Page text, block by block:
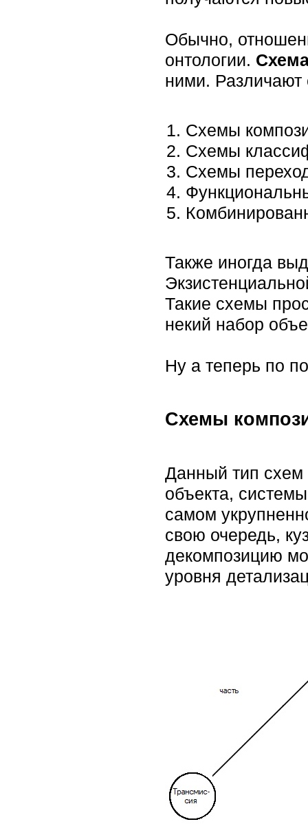
Обычно,
онтологии.
ними.
Схемы
Схемы
Схемы
Также иногда
Такие схемы
некий набор
Ну а теперь по
Схемы
Данный тип схем
объекта,
самом
свою очередь,
декомпозицию
уровня